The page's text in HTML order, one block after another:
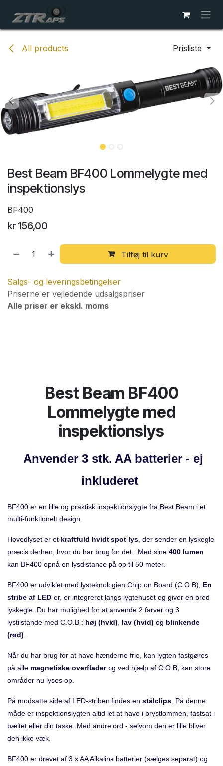
All products Prisliste
Best Beam BF400 Lommelygte med
inspektionslys
BF400
kr156,00
Tilføj til kurv
Salgs- og leveringsbetingelser
Priserne er vejledende udsalgspriser
Alle priser er ekskl. moms
Best Beam BF400
Lommelygte med
inspektionslys
Anvender 3 stk. AA batterier - ej
inkluderet
BF400 er en lille og praktisk inspektionslygte fra Best Beam i et
multi-funktionelt design.
Hovedlyset er et kraftfuld hvidt spot lys , der sender en lyskegle
præcis derhen, hvor du har brug for det. Med sine 400 lumen
kan BF400 opnå en lysdistance på op til 50 meter.
BF400 er udviklet med lysteknologien Chip on Board (C.O.B); En
stribe af LED´er, er integreret langs lygtehuset og giver en bred
lyskegle. Du har mulighed for at anvende 2 farver og 3
lystilstande med C.O.B : høj (hvid) lav (hvid) og blinkende
(rød)
Når du har brug for at have hænderne frie, kan lygten fastgøres
på alle magnetiske overfladerog ved hjælp af C.O.B, kan store
områder nu lyses op.
På modsatte side af LED-striben findes en stålclips . På denne
måde er inspektionslygten altid let at have i brystlommen, fastsat i
bæltet eller din taske. Med andre ord - selvom den er lille bliver
den ikke væk.
BF400 er drevet af 3 x AA Alkaline batterier (sælges separat) og